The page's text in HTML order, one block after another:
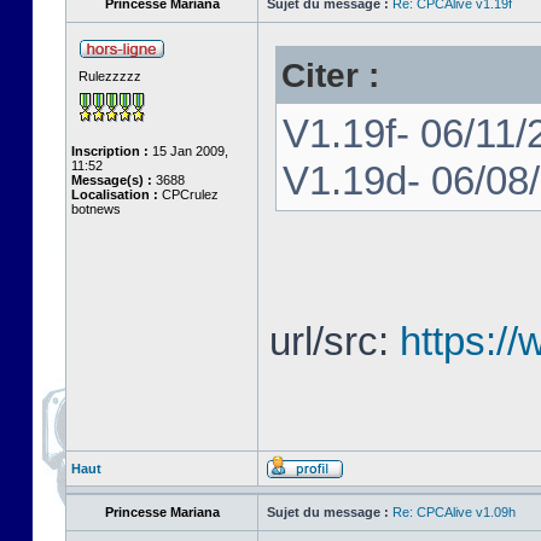
Princesse Mariana Sujet du message : Re: CPCAlive v1.19f
Rulezzzzz
Inscription : 15 Jan 2009,
11:52
Message(s) : 3688
Localisation : CPCrulez
botnews
Citer :
V1.19f- 06/
V1.19d- 06/
url/src: https://
Haut
Princesse Mariana Sujet du message : Re: CPCAlive v1.09h